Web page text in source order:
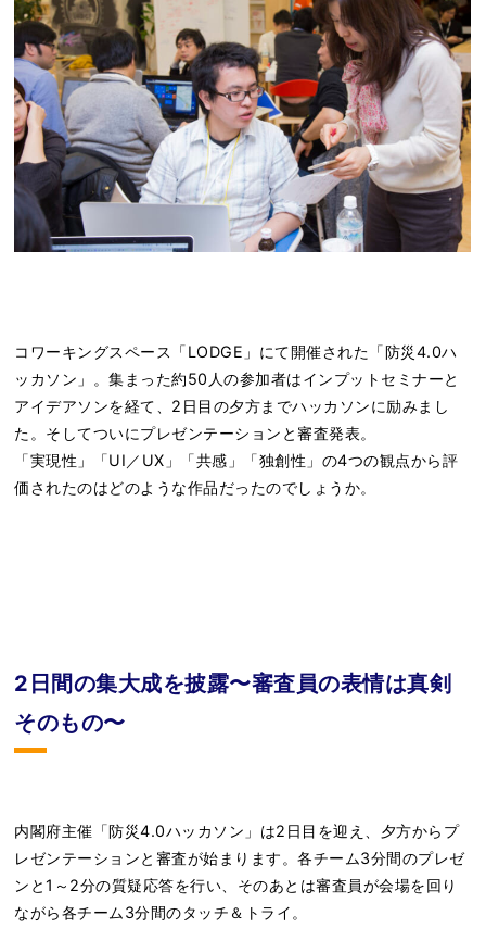
コワーキングスペース「LODGE」にて開催された「防災4.0ハ
ッカソン」。集まった約50人の参加者はインプットセミナーと
アイデアソンを経て、2日目の夕方までハッカソンに励みまし
た。そしてついにプレゼンテーションと審査発表。
「実現性」「UI／UX」「共感」「独創性」の4つの観点から評
価されたのはどのような作品だったのでしょうか。
2日間の集大成を披露〜審査員の表情は真剣
そのもの〜
内閣府主催「防災4.0ハッカソン」は2日目を迎え、夕方からプ
レゼンテーションと審査が始まります。各チーム3分間のプレゼ
ンと1～2分の質疑応答を行い、そのあとは審査員が会場を回り
ながら各チーム3分間のタッチ＆トライ。